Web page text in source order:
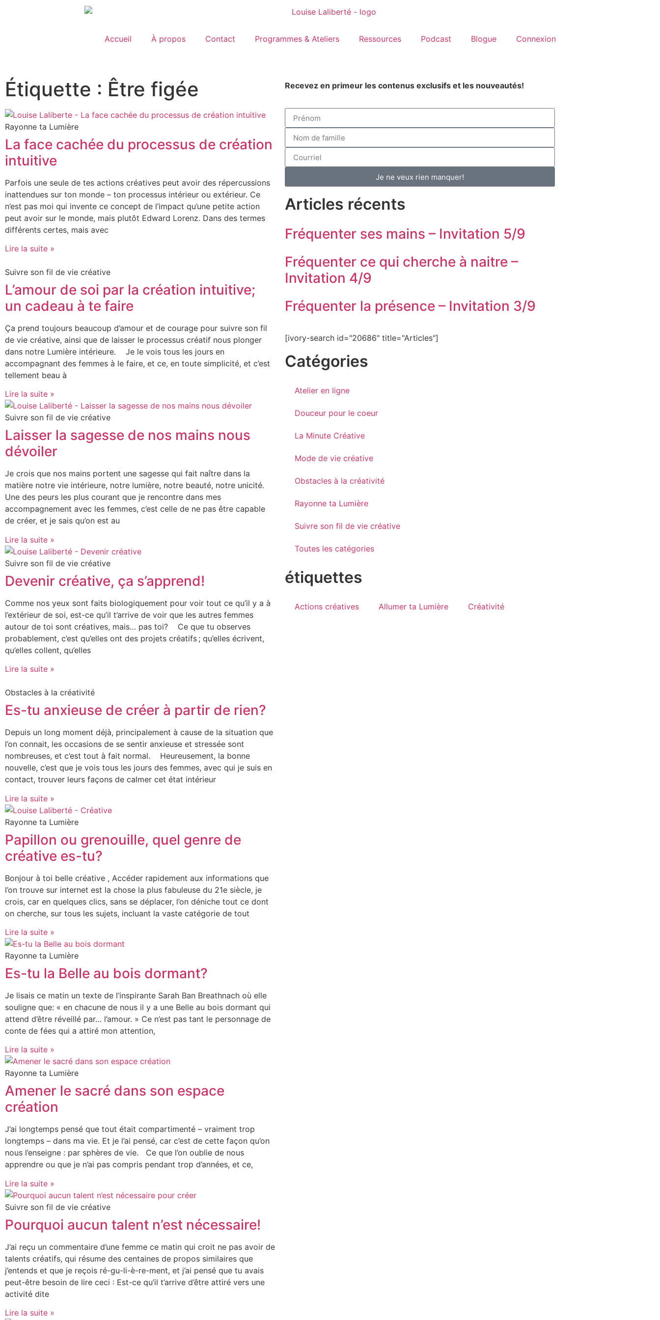
Accueil À propos Contact Programmes & Ateliers Ressources Podcast Blogue Connexion
Étiquette : Être figée
Rayonne ta Lumière
La face cachée du processus de création
intuitive
Parfois une seule de tes actions créatives peut avoir des répercussions
inattendues sur ton monde – ton processus intérieur ou extérieur. Ce
n’est pas moi qui invente ce concept de l’impact qu’une petite action
peut avoir sur le monde, mais plutôt Edward Lorenz. Dans des termes
différents certes, mais avec
Lire la suite »
Suivre son fil de vie créative
L’amour de soi par la création intuitive;
un cadeau à te faire
Ça prend toujours beaucoup d’amour et de courage pour suivre son fil
de vie créative, ainsi que de laisser le processus créatif nous plonger
dans notre Lumière intérieure. Je le vois tous les jours en
accompagnant des femmes à le faire, et ce, en toute simplicité, et c’est
tellement beau à
Lire la suite »
Suivre son fil de vie créative
Laisser la sagesse de nos mains nous
dévoiler
Je crois que nos mains portent une sagesse qui fait naître dans la
matière notre vie intérieure, notre lumière, notre beauté, notre unicité.
Une des peurs les plus courant que je rencontre dans mes
accompagnement avec les femmes, c’est celle de ne pas être capable
de créer, et je sais qu’on est au
Lire la suite »
Suivre son fil de vie créative
Devenir créative, ça s’apprend!
Comme nos yeux sont faits biologiquement pour voir tout ce qu’il y a à
l’extérieur de soi, est-ce qu’il t’arrive de voir que les autres femmes
autour de toi sont créatives, mais… pas toi? Ce que tu observes
probablement, c’est qu’elles ont des projets créatifs ; qu’elles écrivent,
qu’elles collent, qu’elles
Lire la suite »
Obstacles à la créativité
Es-tu anxieuse de créer à partir de rien?
Depuis un long moment déjà, principalement à cause de la situation que
l’on connait, les occasions de se sentir anxieuse et stressée sont
nombreuses, et c’est tout à fait normal. Heureusement, la bonne
nouvelle, c’est que je vois tous les jours des femmes, avec qui je suis en
contact, trouver leurs façons de calmer cet état intérieur
Lire la suite »
Rayonne ta Lumière
Papillon ou grenouille, quel genre de
créative es-tu?
Bonjour à toi belle créative , Accéder rapidement aux informations que
l’on trouve sur internet est la chose la plus fabuleuse du 21e siècle, je
crois, car en quelques clics, sans se déplacer, l’on déniche tout ce dont
on cherche, sur tous les sujets, incluant la vaste catégorie de tout
Lire la suite »
Rayonne ta Lumière
Es-tu la Belle au bois dormant?
Je lisais ce matin un texte de l’inspirante Sarah Ban Breathnach où elle
souligne que: « en chacune de nous il y a une Belle au bois dormant qui
attend d’être réveillé par… l’amour. » Ce n’est pas tant le personnage de
conte de fées qui a attiré mon attention,
Lire la suite »
Rayonne ta Lumière
Amener le sacré dans son espace
création
J’ai longtemps pensé que tout était compartimenté – vraiment trop
longtemps – dans ma vie. Et je l’ai pensé, car c’est de cette façon qu’on
nous l’enseigne : par sphères de vie. Ce que l’on oublie de nous
apprendre ou que je n’ai pas compris pendant trop d’années, et ce,
Lire la suite »
Suivre son fil de vie créative
Pourquoi aucun talent n’est nécessaire!
J’ai reçu un commentaire d’une femme ce matin qui croit ne pas avoir de
talents créatifs, qui résume des centaines de propos similaires que
j’entends et que je reçois ré-gu-li-è-re-ment, et j’ai pensé que tu avais
peut-être besoin de lire ceci : Est-ce qu’il t’arrive d’être attiré vers une
activité dite
Lire la suite »
Recevez en primeur les contenus exclusifs et les nouveautés!
Je ne veux rien manquer!
Articles récents
Fréquenter ses mains – Invitation 5/9
Fréquenter ce qui cherche à naitre –
Invitation 4/9
Fréquenter la présence – Invitation 3/9
[ivory-search id="20686" title="Articles"]
Catégories
Atelier en ligne
Douceur pour le coeur
La Minute Créative
Mode de vie créative
Obstacles à la créativité
Rayonne ta Lumière
Suivre son fil de vie créative
Toutes les catégories
étiquettes
Actions créatives Allumer ta Lumière Créativité